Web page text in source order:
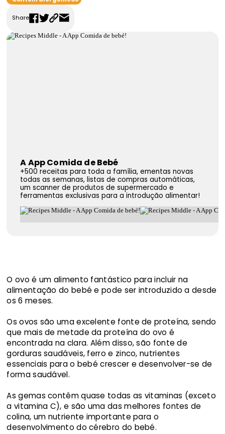
FAQS
Contactos
Share
A App Comida de Bebé
+500 receitas para toda a família, ementas novas
todas as semanas, listas de compras automáticas,
um scanner de produtos de supermercado e
ferramentas exclusivas para a introdução alimentar!
O ovo é um alimento fantástico para incluir na
alimentação do bebé e pode ser introduzido a desde
os 6 meses.
Os ovos são uma excelente fonte de proteína, sendo
que mais de metade da proteína do ovo é
encontrada na clara. Além disso, são fonte de
gorduras saudáveis, ferro e zinco, nutrientes
essenciais para o bebé crescer e desenvolver-se de
forma saudável.
As gemas contêm quase todas as vitaminas (exceto
a vitamina C), e são uma das melhores fontes de
colina, um nutriente importante para o
desenvolvimento do cérebro do bebé.